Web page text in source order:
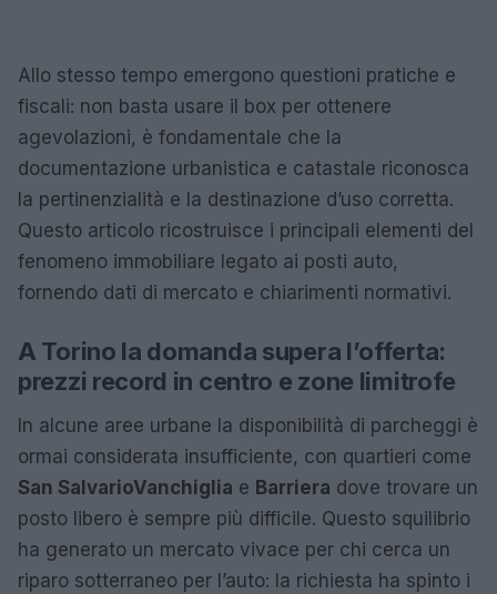
Allo stesso tempo emergono questioni pratiche e
fiscali: non basta usare il box per ottenere
agevolazioni, è fondamentale che la
documentazione urbanistica e catastale riconosca
la pertinenzialità e la destinazione d’uso corretta.
Questo articolo ricostruisce i principali elementi del
fenomeno immobiliare legato ai posti auto,
fornendo dati di mercato e chiarimenti normativi.
A Torino la domanda supera l’offerta:
prezzi record in centro e zone limitrofe
In alcune aree urbane la disponibilità di parcheggi è
ormai considerata insufficiente, con quartieri come
San SalvarioVanchiglia e Barriera dove trovare un
posto libero è sempre più difficile. Questo squilibrio
ha generato un mercato vivace per chi cerca un
riparo sotterraneo per l’auto: la richiesta ha spinto i